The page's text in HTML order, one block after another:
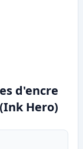
d'encre
Hero)